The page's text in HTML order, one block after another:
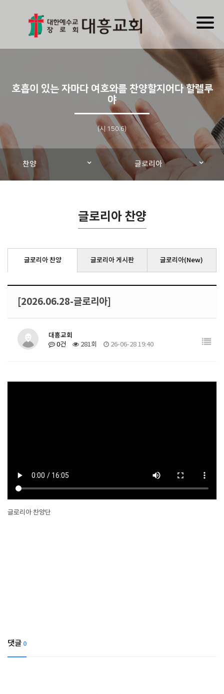
호흡이 있는 자마다 여호와를 찬양할지어다 할렐루
야
(시 150:6)
찬양 글로리아
글로리아 찬양
글로리아 찬양 글로리아 게시판 글로리아(New)
[2026.06.28-글로리아]
대흥교회
0건 281회 26-06-28 19:40
글로리아 찬양단
댓글 0